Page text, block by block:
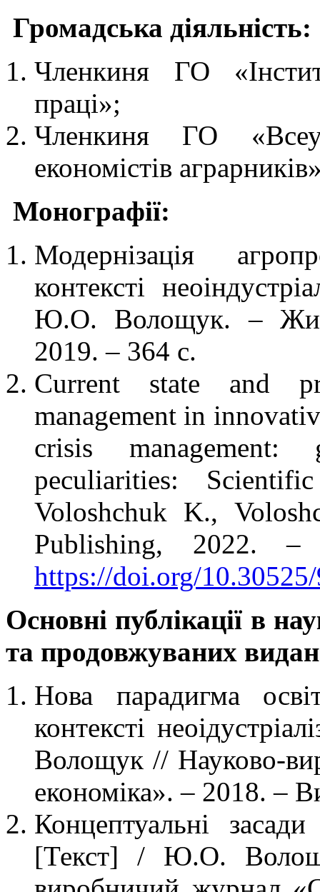
Громадська діяльність:
Членкиня ГО
праці»;
Членкиня ГО
економістів
Монографії:
Модернізація
контексті
Ю.О. Волощук. –
2019. – 364 с.
Current state and
management in
crisis
peculiarities:
Voloshchuk K.,
Publishing, 2022.
https://doi.org/
Основні публікації в
та продовжуваних
Нова парадигма
контексті
Волощук // Науково-
економіка». – 2018. –
Концептуальні засади
[Текст] / Ю.О.